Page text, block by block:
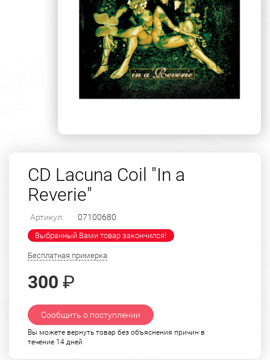
CD Lacuna Coil "In a
Reverie"
Артикул: 07100680
Выбранный Вами товар закончился!
Бесплатная примерка
300 ₽
Сообщить о поступлении
Вы можете вернуть товар без объяснения причин в
течение 14 дней